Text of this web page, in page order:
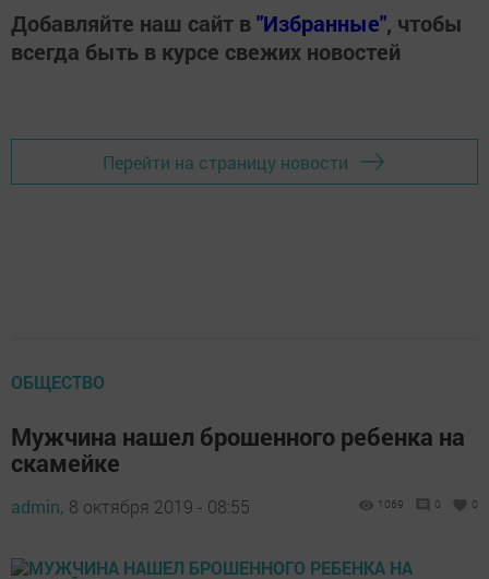
Добавляйте наш сайт в"Избранные", чтобы
всегда быть в курсе свежих новостей
Перейти на страницу новости
ОБЩЕСТВО
Мужчина нашел брошенного ребенка на
скамейке
admin, 8 октября 2019 - 08:55 1069 0 0